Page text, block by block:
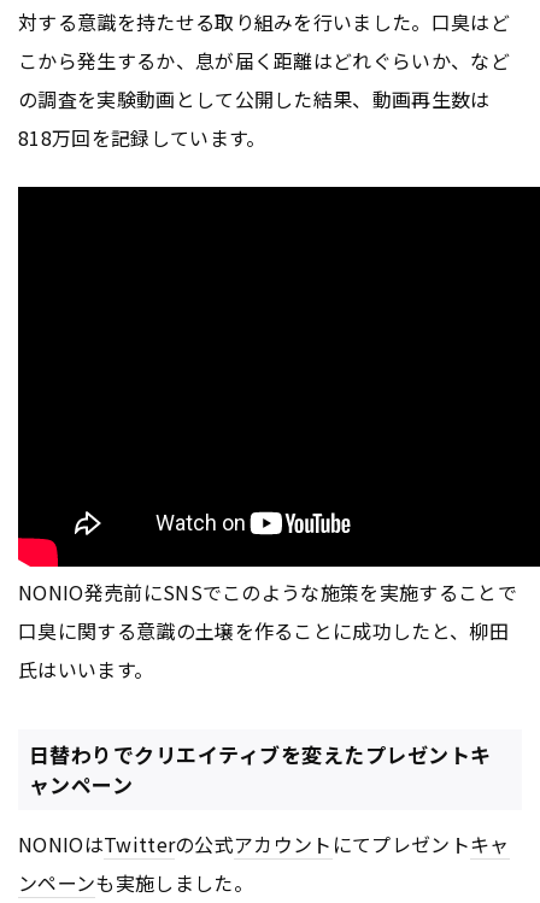
対する意識を持たせる取り組みを行いました。口臭はど
こから発生するか、息が届く距離はどれぐらいか、など
の調査を実験動画として公開した結果、動画再生数は
818万回を記録しています。
NONIO発売前にSNSでこのような施策を実施することで
口臭に関する意識の土壌を作ることに成功したと、柳田
氏はいいます。
日替わりでクリエイティブを変えたプレゼントキ
ャンペーン
NONIOはTwitterの公式アカウント にてプレゼントキャ
ンペーンも実施しました。